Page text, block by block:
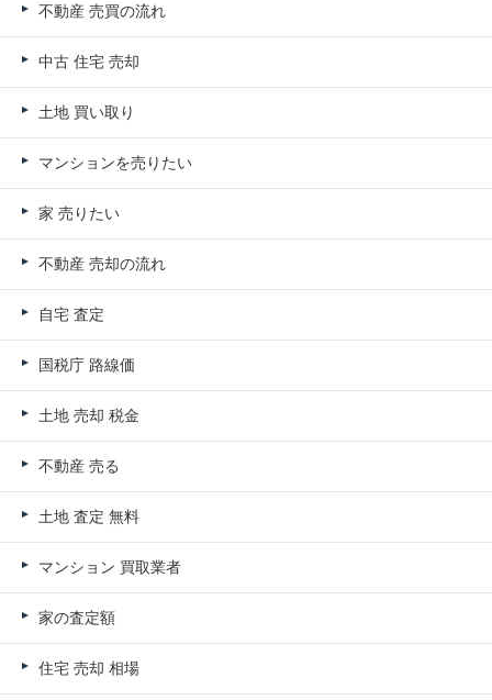
不動産 売買の流れ
中古 住宅 売却
土地 買い取り
マンションを売りたい
家 売りたい
不動産 売却の流れ
自宅 査定
国税庁 路線価
土地 売却 税金
不動産 売る
土地 査定 無料
マンション 買取業者
家の査定額
住宅 売却 相場